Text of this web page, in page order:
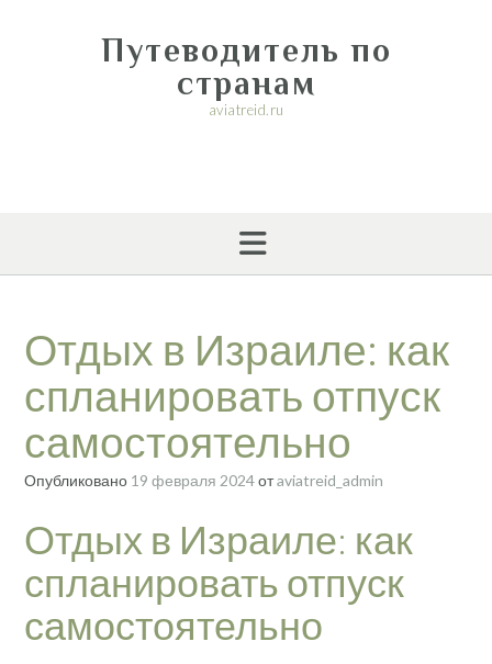
Путеводитель по
странам
aviatreid.ru
Отдых в Израиле: как
спланировать отпуск
самостоятельно
Опубликовано 19 февраля 2024отaviatreid_admin
Отдых в Израиле: как
спланировать отпуск
самостоятельно